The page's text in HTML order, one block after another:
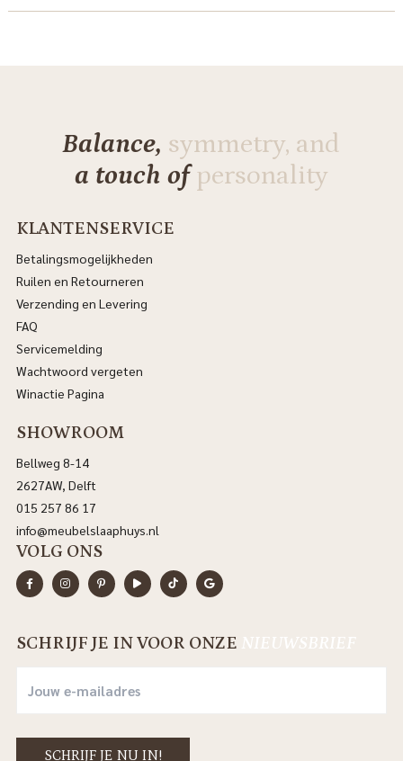
Balance, symmetry, and
a touch ofpersonality
KLANTENSERVICE
Betalingsmogelijkheden
Ruilen en Retourneren
Verzending en Levering
FAQ
Servicemelding
Wachtwoord vergeten
Winactie Pagina
SHOWROOM
Bellweg 8-14
2627AW, Delft
015 257 86 17
info@meubelslaaphuys.nl
VOLG ONS
SCHRIJF JE IN VOOR ONZE NIEUWSBRIEF